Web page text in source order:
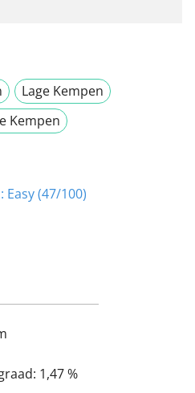
Lage Kempen
Kempen
Easy (47/100)
1,47 %